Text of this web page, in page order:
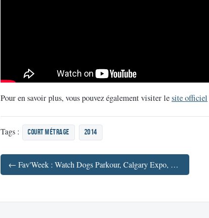
Pour en savoir plus, vous pouvez également visiter lesite officiel
Tags : court métrage 2014
← Fav'Week : Watch Dogs Parkour, Calgary Expo, La pub expliquée, Vietnam